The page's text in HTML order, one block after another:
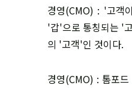
경영(CMO) : '고객
'갑'으로 통칭되는 '
의 '고객'인 것이다.
경영(CMO) : 톰포